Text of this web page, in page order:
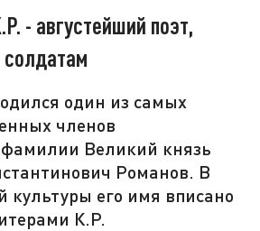
- августейший поэт,
один из самых
членов
фамилии Великий князь
Романов. В
культуры его имя вписано
К.Р.